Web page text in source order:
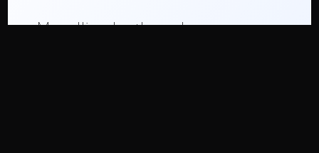
Marrallisa shortly analyses